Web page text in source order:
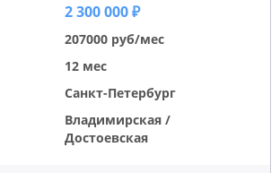
2 300 000 ₽
207000 руб/мес
12 мес
Санкт-Петербург
Владимирская /
Достоевская